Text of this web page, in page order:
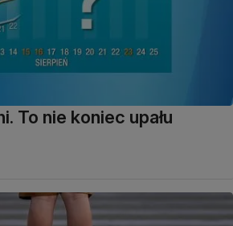
To nie koniec upału